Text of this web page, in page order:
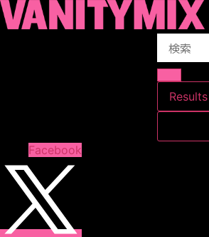
コ
ン
プ
Search
Results
Facebook